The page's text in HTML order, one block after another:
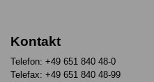
Kontakt
Telefon: +49 651 840 48-0
Telefax: +49 651 840 48-99